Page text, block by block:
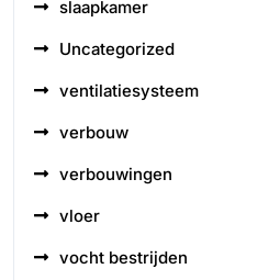
slaapkamer
Uncategorized
ventilatiesysteem
verbouw
verbouwingen
vloer
vocht bestrijden